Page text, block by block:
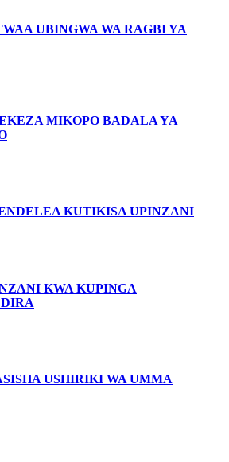
UBINGWA WA RAGBI YA
MIKOPO BADALA YA
KUTIKISA UPINZANI
KWA KUPINGA
USHIRIKI WA UMMA